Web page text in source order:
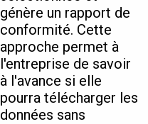
génère un rapport de
conformité. Cette
approche permet à
l'entreprise de savoir
à l'avance si elle
pourra télécharger les
données sans